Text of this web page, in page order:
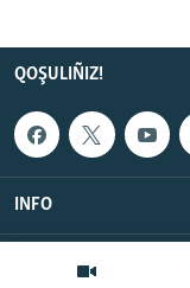
QOŞULIÑIZ!
INFO